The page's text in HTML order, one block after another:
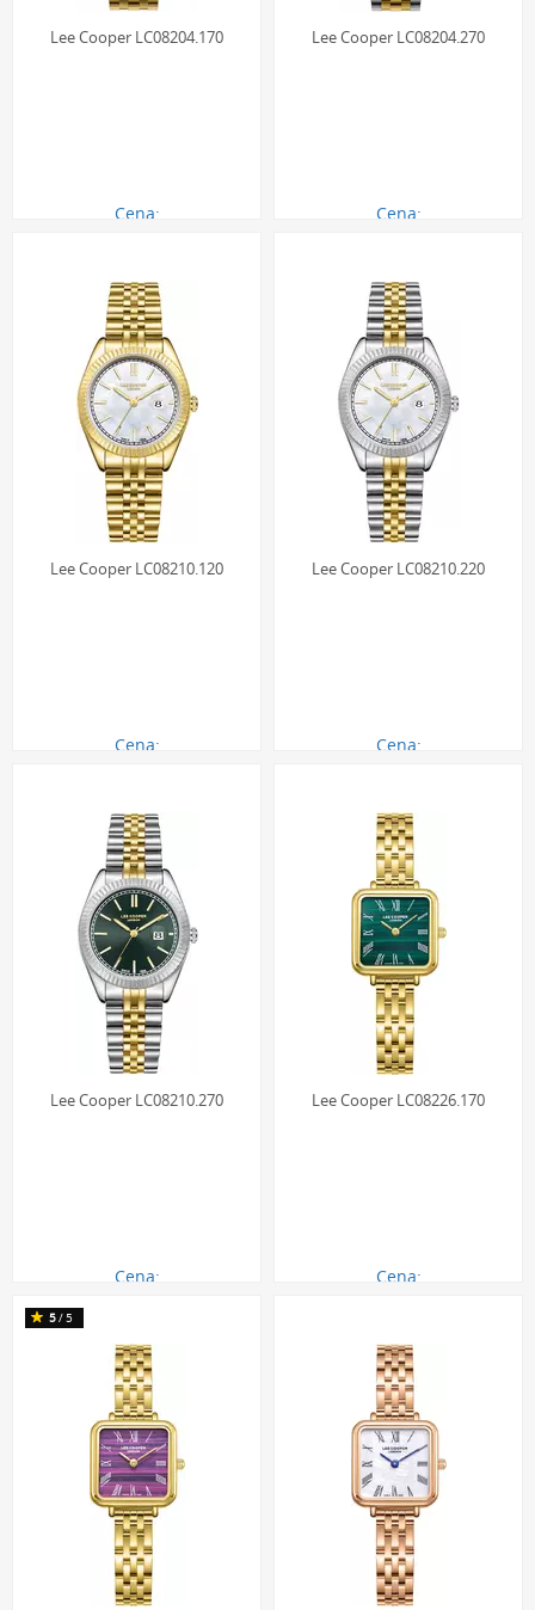
Lee Cooper LC08204.170
Cena:
Lee Cooper LC08204.270
Cena:
Lee Cooper LC08210.120
Cena:
Lee Cooper LC08210.220
Cena:
Lee Cooper LC08210.270
Cena:
Lee Cooper LC08226.170
Cena:
5/5